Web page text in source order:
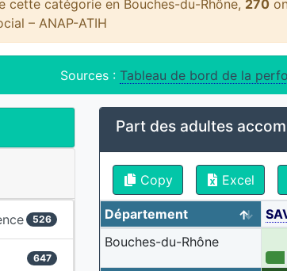
cette catégorie en Bouches-du-Rhône, 270
– ANAP-ATIH
Sources : Tableau de bord de la
526
647
Part des adultes
Copy Excel
Département
Bouches-du-Rhône